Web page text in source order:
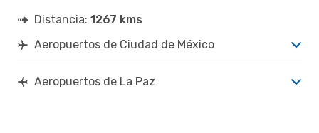
Distancia: 1267 kms
Aeropuertos de Ciudad de México
Aeropuertos de La Paz